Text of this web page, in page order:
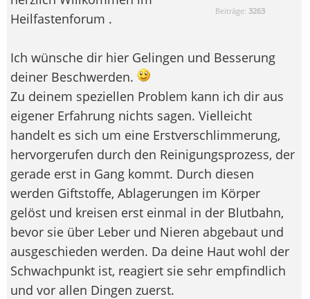
Beiträge: 3263
Heilfastenforum .
Ich wünsche dir hier Gelingen und Besserung
deiner Beschwerden.
Zu deinem speziellen Problem kann ich dir aus
eigener Erfahrung nichts sagen. Vielleicht
handelt es sich um eine Erstverschlimmerung,
hervorgerufen durch den Reinigungsprozess, der
gerade erst in Gang kommt. Durch diesen
werden Giftstoffe, Ablagerungen im Körper
gelöst und kreisen erst einmal in der Blutbahn,
bevor sie über Leber und Nieren abgebaut und
ausgeschieden werden. Da deine Haut wohl der
Schwachpunkt ist, reagiert sie sehr empfindlich
und vor allen Dingen zuerst.